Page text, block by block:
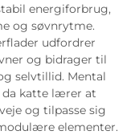
energiforbrug,
og søvnrytme.
udfordrer
og bidrager til
selvtillid. Mental
katte lærer at
og tilpasse sig
elementer.